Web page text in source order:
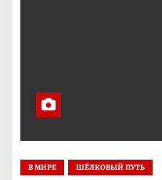
В МИРЕ ШЁЛКОВЫЙ ПУТЬ